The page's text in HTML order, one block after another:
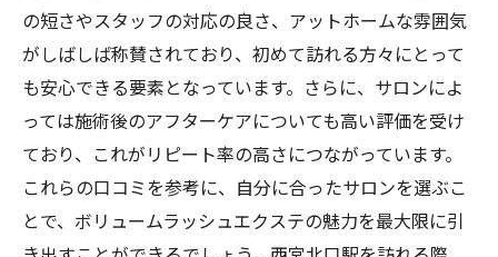
の短さやスタッフの対応の良さ、アットホームな雰囲気
がしばしば称賛されており、初めて訪れる方々にとって
も安心できる要素となっています。さらに、サロンによ
っては施術後のアフターケアについても高い評価を受け
ており、これがリピート率の高さにつながっています。
これらの口コミを参考に、自分に合ったサロンを選ぶこ
とで、ボリュームラッシュエクステの魅力を最大限に引